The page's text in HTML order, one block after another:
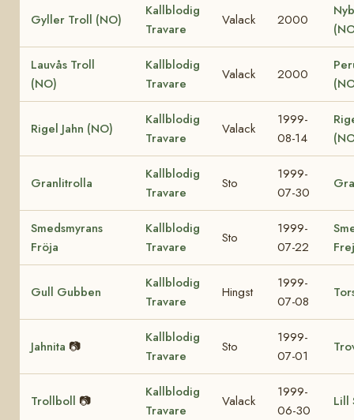
Gyller Troll (NO)
Kallblodig
Travare
Valack 2000
Lauvås Troll
(NO)
Kallblodig
Travare
Valack 2000
Rigel Jahn (NO)
Kallblodig
Travare
Valack
1999-
08-14
Granlitrolla
Kallblodig
Travare
Sto
1999-
07-30
Smedsmyrans
Fröja
Kallblodig
Travare
Sto
1999-
07-22
Gull Gubben
Kallblodig
Travare
Hingst
1999-
07-08
Jahnita 📷
Kallblodig
Travare
Sto
1999-
07-01
Trollboll 📷
Kallblodig
Travare
Valack
1999-
06-30
Lill